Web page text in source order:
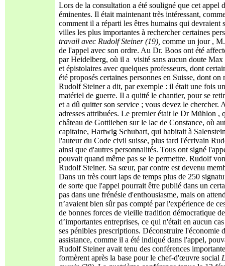
Lors de la consultation a été souligné que cet appel
éminentes. Il était maintenant très intéressant,
comment il a réparti les êtres humains qui devraient
villes les plus importantes à rechercher certaines
travail avec Rudolf Steiner(19), comme un jour ,
de l'appel avec son ordre. Au Dr. Boos ont été
par Heidelberg, où il a visité sans aucun doute
et épistolaires avec quelques professeurs, dont
été proposés certaines personnes en Suisse, dont
Rudolf Steiner a dit, par exemple : il était une fois
matériel de guerre. Il a quitté le chantier, pour se
et a dû quitter son service ; vous devez le
adresses attribuées. Le premier était le Dr Mühlon ,
château de Gottlieben sur le lac de Constance, où
capitaine, Hartwig Schubart, qui habitait à
l'auteur du Code civil suisse, plus tard l'écrivain
ainsi que d'autres personnalités. Tous ont signé
pouvait quand même pas se le permettre. Rudolf
Rudolf Steiner. Sa sœur, par contre est devenu
Dans un très court laps de temps plus de 250
de sorte que l'appel pourrait être publié dans un
pas dans une frénésie d'enthousiasme, mais on
n’avaient bien sûr pas compté par l'expérience de
de bonnes forces de vieille tradition démocratique
d’importantes entreprises, ce qui n'était en aucun
ses pénibles prescriptions. Déconstruire l'économie
assistance, comme il a été indiqué dans l'appel,
Rudolf Steiner avait tenu des conférences
formèrent après la base pour le chef-d'œuvre social